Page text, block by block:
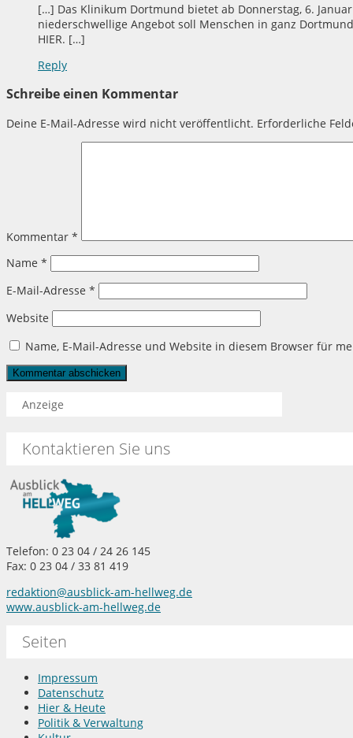
[…] Das Klinikum Dortmund bietet ab Donnerstag, 6.
niederschwellige Angebot soll Menschen in ganz
HIER. […]
Reply
Schreibe einen Kommentar
Deine E-Mail-Adresse wird nicht veröffentlicht. Erforderliche
Kommentar *
Name *
E-Mail-Adresse *
Website
Name, E-Mail-Adresse und Website in diesem Browser für
Anzeige
Kontaktieren Sie uns
Telefon: 0 23 04 / 24 26 145
Fax: 0 23 04 / 33 81 419
redaktion@ausblick-am-hellweg.de
www.ausblick-am-hellweg.de
Seiten
Impressum
Datenschutz
Hier & Heute
Politik & Verwaltung